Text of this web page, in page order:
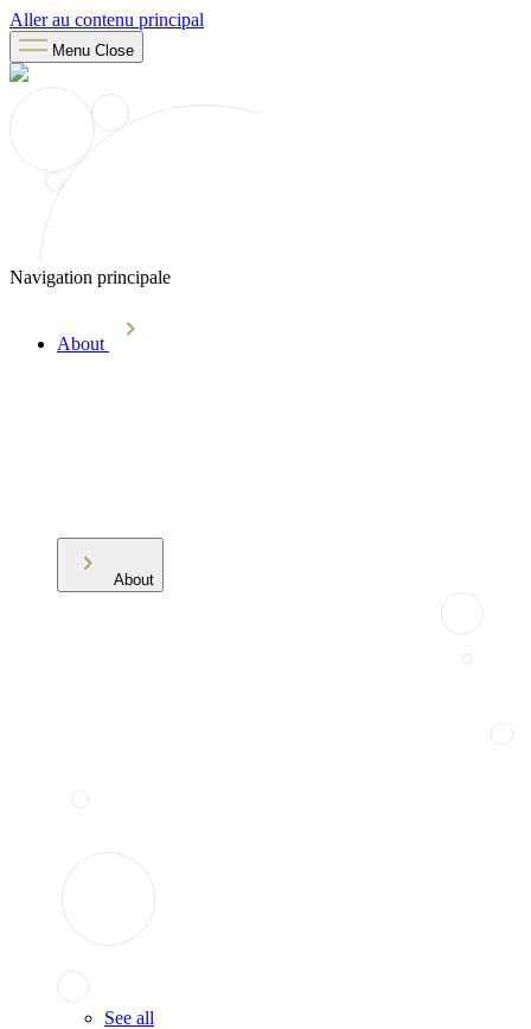
Aller au contenu principal
Menu Close
Navigation principale
About
About
See all